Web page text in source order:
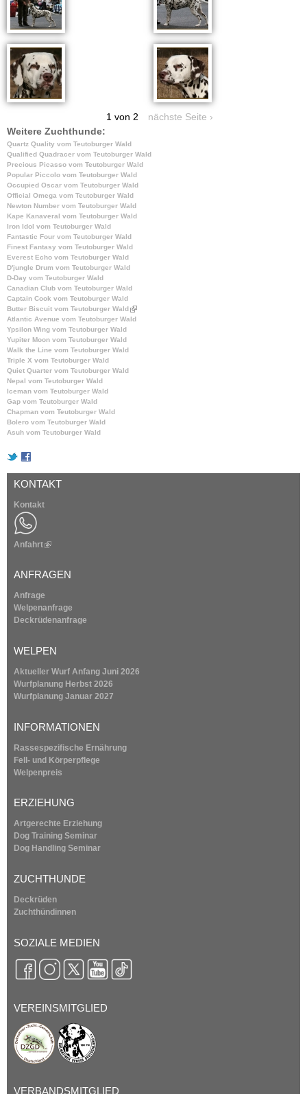
1 von 2
nächste Seite ›
Weitere Zuchthunde:
Quartz Quality vom Teutoburger Wald
Qualified Quadracer vom Teutoburger Wald
Precious Picasso vom Teutoburger Wald
Popular Piccolo vom Teutoburger Wald
Occupied Oscar vom Teutoburger Wald
Official Omega vom Teutoburger Wald
Newton Number vom Teutoburger Wald
Kape Kanaveral vom Teutoburger Wald
Iron Idol vom Teutoburger Wald
Fantastic Four vom Teutoburger Wald
Finest Fantasy vom Teutoburger Wald
Everest Echo vom Teutoburger Wald
D'jungle Drum vom Teutoburger Wald
D-Day vom Teutoburger Wald
Canadian Club vom Teutoburger Wald
Captain Cook vom Teutoburger Wald
Butter Biscuit vom Teutoburger Wald(
l
Atlantic Avenue vom Teutoburger Wald
Ypsilon Wing vom Teutoburger Wald
Yupiter Moon vom Teutoburger Wald
Walk the Line vom Teutoburger Wald
Triple X vom Teutoburger Wald
Quiet Quarter vom Teutoburger Wald
Nepal vom Teutoburger Wald
Iceman vom Teutoburger Wald
Gap vom Teutoburger Wald
Chapman vom Teutoburger Wald
Bolero vom Teutoburger Wald
Asuh vom Teutoburger Wald
KONTAKT
Kontakt
Anfahrt(
i
n
k
i
s
t
e
r
n
)
ANFRAGEN
Anfrage
Welpenanfrage
Deckrüdenanfrage
WELPEN
Aktueller Wurf Anfang Juni 2026
Wurfplanung Herbst 2026
Wurfplanung Januar 2027
INFORMATIONEN
Rassespezifische Ernährung
Fell- und Körperpflege
Welpenpreis
ERZIEHUNG
Artgerechte Erziehung
Dog Training Seminar
Dog Handling Seminar
ZUCHTHUNDE
Deckrüden
Zuchthündinnen
SOZIALE MEDIEN
VEREINSMITGLIED
VERBANDSMITGLIED